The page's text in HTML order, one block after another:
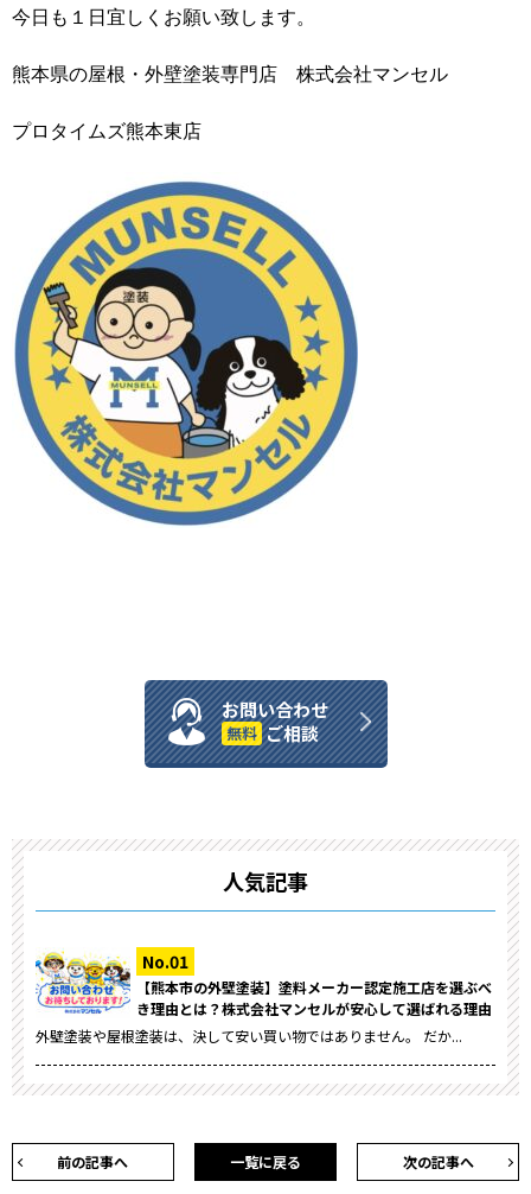
今日も１日宜しくお願い致します。
熊本県の屋根・外壁塗装専門店 株式会社マンセル
プロタイムズ熊本東店
お問い合わせ
無料 ご相談
人気記事
【熊本市の外壁塗装】塗料メーカー認定施工店を選ぶべ
き理由とは？株式会社マンセルが安心して選ばれる理由
外壁塗装や屋根塗装は、決して安い買い物ではありません。 だか...
前の記事へ 次の記事へ
一覧に戻る